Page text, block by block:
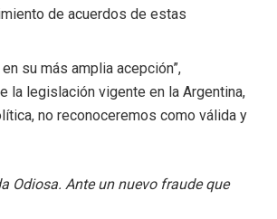
de acuerdos de estas
su más amplia acepción”,
la legislación vigente en la Argentina,
no reconoceremos como válida y
Odiosa. Ante un nuevo fraude que